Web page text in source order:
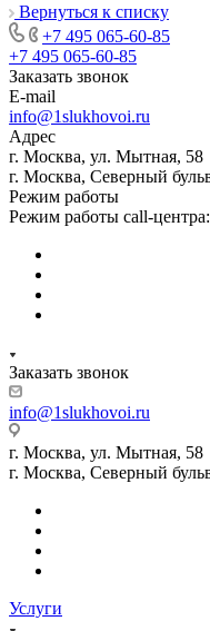
Вернуться к списку
+7 495 065-60-85
+7 495 065-60-85
Заказать звонок
E-mail
info@1slukhovoi.ru
Адрес
г. Москва, ул. Мытная, 58
г. Москва, Северный
Режим работы
Режим работы call-
Заказать звонок
info@1slukhovoi.ru
г. Москва, ул. Мытная, 58
г. Москва, Северный
Услуги